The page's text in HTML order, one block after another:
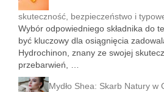
skuteczność, bezpieczeństwo i
Wybór odpowiedniego składnika do
być kluczowy dla osiągnięcia
Hydrochinon, znany ze swojej
przebarwień, …
Mydło Shea: Skarb Natury w